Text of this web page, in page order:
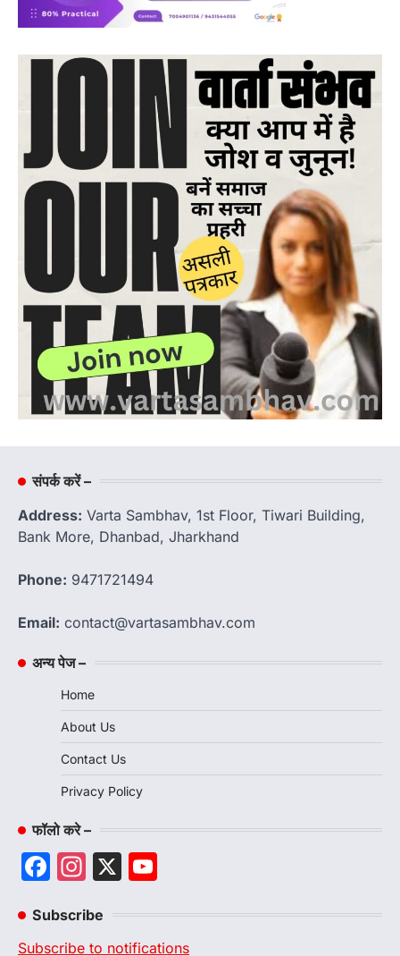
संपर्क करें –
Address: Varta Sambhav, 1st Floor, Tiwari Building,
Bank More, Dhanbad, Jharkhand
Phone: 9471721494
Email: contact@vartasambhav.com
अन्य पेज –
Home
About Us
Contact Us
Privacy Policy
फॉलो करे –
Facebook
Instagram
X
Subscribe
Subscribe to notifications